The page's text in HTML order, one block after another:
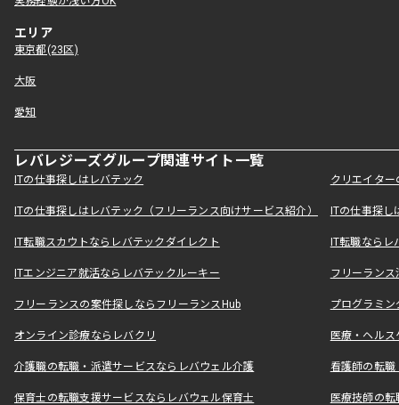
エリア
東京都(23区)
大阪
愛知
レバレジーズグループ関連サイト一覧
ITの仕事探しはレバテック クリエイタ
ITの仕事探しはレバテック（フリーランス向けサービス紹介） ITの仕事探
IT転職スカウトならレバテックダイレクト IT転職なら
ITエンジニア就活ならレバテックルーキー フリーラン
フリーランスの案件探しならフリーランスHub プログラミ
オンライン診療ならレバクリ 医療・ヘル
介護職の転職・派遣サービスならレバウェル介護 看護師の転
保育士の転職支援サービスならレバウェル保育士 医療技師の